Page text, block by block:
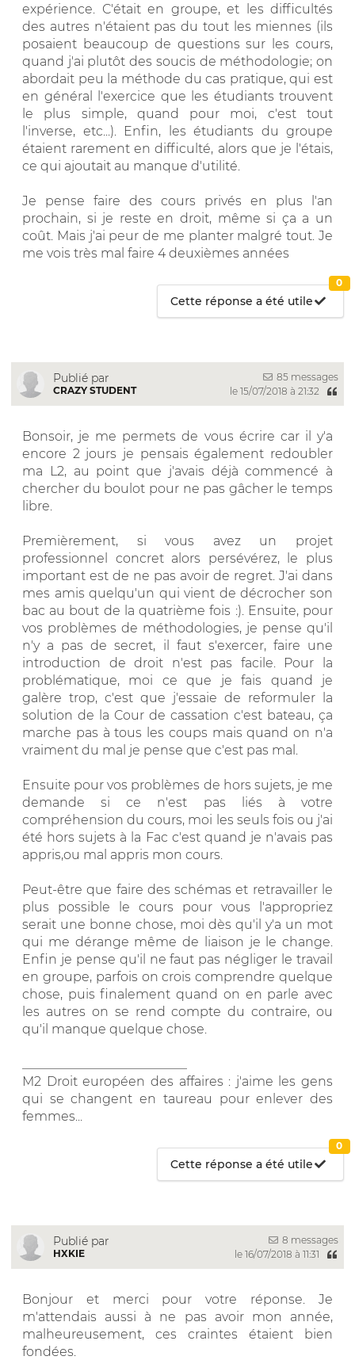
expérience. C'était en groupe, et les difficultés
des autres n'étaient pas du tout les miennes (ils
posaient beaucoup de questions sur les cours,
quand j'ai plutôt des soucis de méthodologie; on
abordait peu la méthode du cas pratique, qui est
en général l'exercice que les étudiants trouvent
le plus simple, quand pour moi, c'est tout
l'inverse, etc...). Enfin, les étudiants du groupe
étaient rarement en difficulté, alors que je l'étais,
ce qui ajoutait au manque d'utilité.
Je pense faire des cours privés en plus l'an
prochain, si je reste en droit, même si ça a un
coût. Mais j'ai peur de me planter malgré tout. Je
me vois très mal faire 4 deuxièmes années
Cette réponse a été utile
0
Publié par
CRAZY STUDENT
85 messages
le 15/07/2018 à 21:32
Bonsoir, je me permets de vous écrire car il y'a
encore 2 jours je pensais également redoubler
ma L2, au point que j'avais déjà commencé à
chercher du boulot pour ne pas gâcher le temps
libre.
Premièrement, si vous avez un projet
professionnel concret alors persévérez, le plus
important est de ne pas avoir de regret. J'ai dans
mes amis quelqu'un qui vient de décrocher son
bac au bout de la quatrième fois :). Ensuite, pour
vos problèmes de méthodologies, je pense qu'il
n'y a pas de secret, il faut s'exercer, faire une
introduction de droit n'est pas facile. Pour la
problématique, moi ce que je fais quand je
galère trop, c'est que j'essaie de reformuler la
solution de la Cour de cassation c'est bateau, ça
marche pas à tous les coups mais quand on n'a
vraiment du mal je pense que c'est pas mal.
Ensuite pour vos problèmes de hors sujets, je me
demande si ce n'est pas liés à votre
compréhension du cours, moi les seuls fois ou j'ai
été hors sujets à la Fac c'est quand je n'avais pas
appris,ou mal appris mon cours.
Peut-être que faire des schémas et retravailler le
plus possible le cours pour vous l'appropriez
serait une bonne chose, moi dès qu'il y'a un mot
qui me dérange même de liaison je le change.
Enfin je pense qu'il ne faut pas négliger le travail
en groupe, parfois on crois comprendre quelque
chose, puis finalement quand on en parle avec
les autres on se rend compte du contraire, ou
qu'il manque quelque chose.
M2 Droit européen des affaires : j'aime les gens
qui se changent en taureau pour enlever des
femmes...
Cette réponse a été utile
0
Publié par
HXKIE
8 messages
le 16/07/2018 à 11:31
Bonjour et merci pour votre réponse. Je
m'attendais aussi à ne pas avoir mon année,
malheureusement, ces craintes étaient bien
fondées.